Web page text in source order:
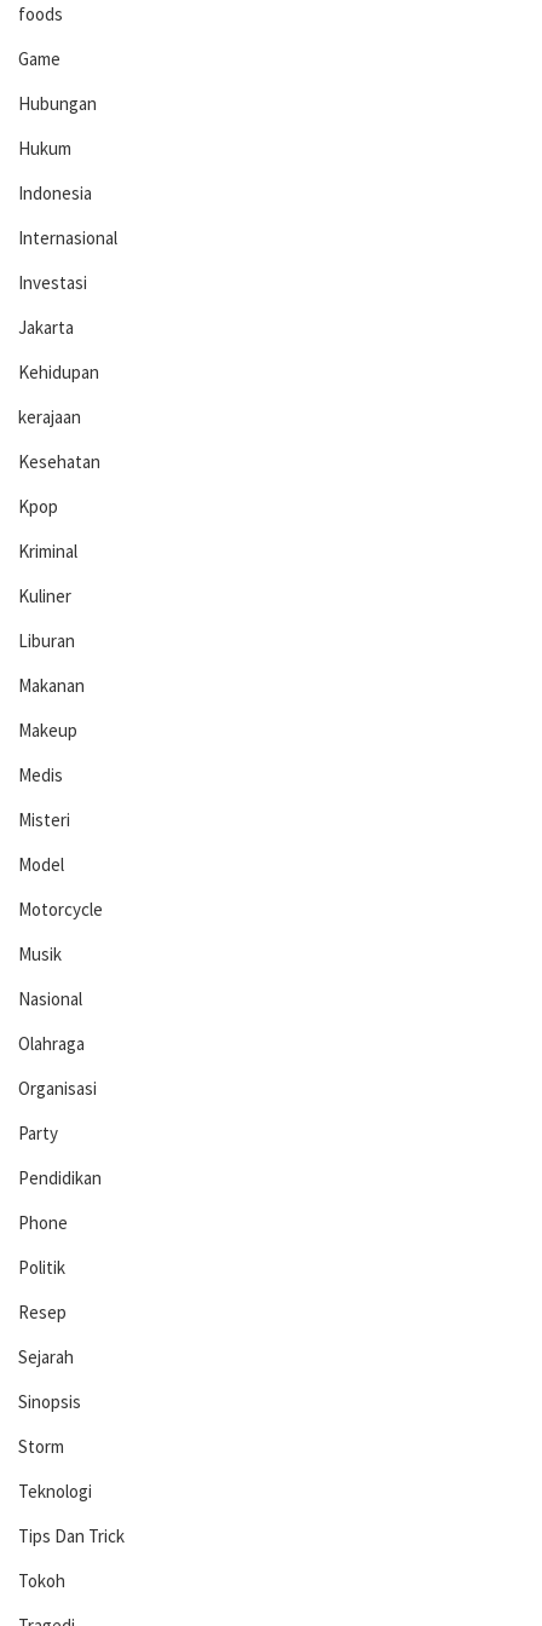
foods
Game
Hubungan
Hukum
Indonesia
Internasional
Investasi
Jakarta
Kehidupan
kerajaan
Kesehatan
Kpop
Kriminal
Kuliner
Liburan
Makanan
Makeup
Medis
Misteri
Model
Motorcycle
Musik
Nasional
Olahraga
Organisasi
Party
Pendidikan
Phone
Politik
Resep
Sejarah
Sinopsis
Storm
Teknologi
Tips Dan Trick
Tokoh